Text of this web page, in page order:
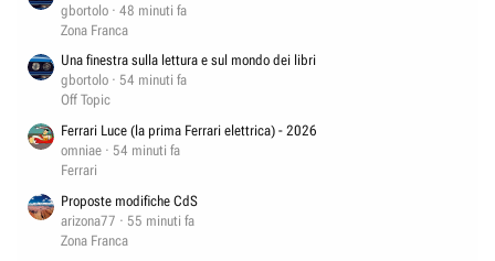
gbortolo
48 minuti fa
Zona Franca
Una finestra sulla lettura e sul mondo dei libri
gbortolo
54 minuti fa
Off Topic
Ferrari Luce (la prima Ferrari elettrica) - 2026
omniae
54 minuti fa
Ferrari
Proposte modifiche CdS
arizona77
55 minuti fa
Zona Franca